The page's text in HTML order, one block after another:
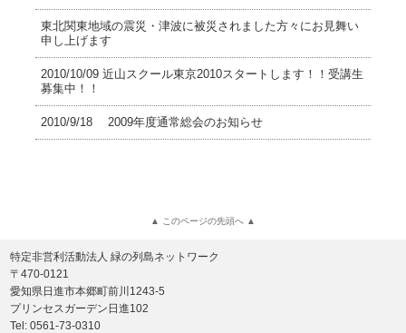
東北関東地域の震災・津波に被災されました方々にお見舞い
申し上げます
2010/10/09 近山スクール東京2010スタートします！！受講生
募集中！！
2010/9/18 2009年度通常総会のお知らせ
▲ このページの先頭へ ▲
特定非営利活動法人 緑の列島ネットワーク
〒470-0121
愛知県日進市本郷町前川1243-5
プリンセスガーデン日進102
Tel: 0561-73-0310